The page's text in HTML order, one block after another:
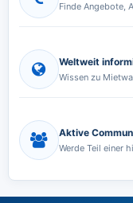
Finde Angebote,
Weltweit
Wissen zu
Aktive
Werde Teil einer